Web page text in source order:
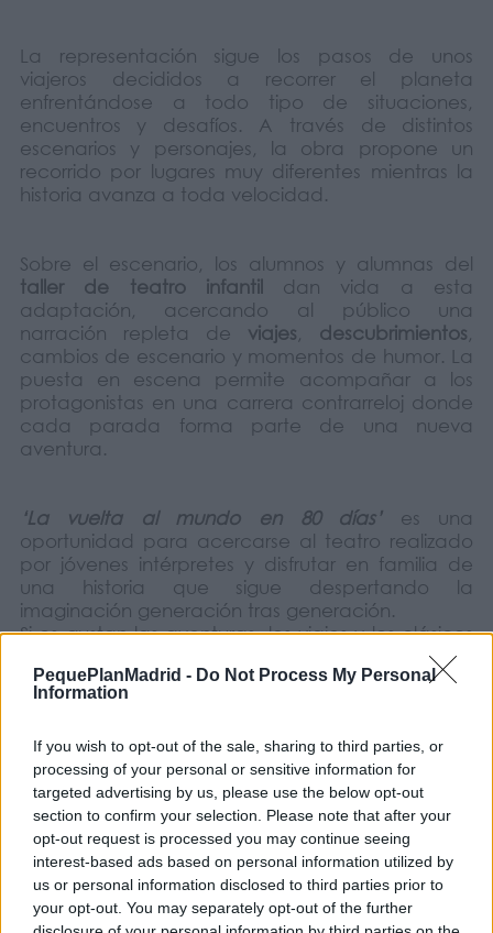
PequePlanMadrid - Do Not Process My Personal
Information
If you wish to opt-out of the sale, sharing to third parties, or
processing of your personal or sensitive information for
targeted advertising by us, please use the below opt-out
section to confirm your selection. Please note that after your
opt-out request is processed you may continue seeing
interest-based ads based on personal information utilized by
us or personal information disclosed to third parties prior to
your opt-out. You may separately opt-out of the further
La representación sigue los pasos de unos
viajeros decididos a recorrer el planeta
enfrentándose a todo tipo de situaciones,
encuentros y desafíos. A través de distintos
escenarios y personajes, la obra propone un
recorrido por lugares muy diferentes mientras la
historia avanza a toda velocidad.
Sobre el escenario, los alumnos y alumnas del
taller de teatro infantil
dan vida a esta
adaptación, acercando al público una
narración repleta de viajes, descubrimientos,
cambios de escenario y momentos de humor. La
puesta en escena permite acompañar a los
protagonistas en una carrera contrarreloj donde
cada parada forma parte de una nueva
aventura.
‘La vuelta al mundo en 80 días’es una
oportunidad para acercarse al teatro realizado
por jóvenes intérpretes y disfrutar en familia de
una historia que sigue despertando la
imaginación generación tras generación.
Si os gustan las aventuras, los viajes y los clásicos
adaptados para el escenario, tomad nota de
esta propuesta familiar.
Compañía: Alumnos de teatro infantil del Centro
Cultural Alfredo Kraus
Profesora: Azul Simón Soto
COMPARTIR:
Opiniones Teatro Infantil – La vuelta al mundo en 80
días